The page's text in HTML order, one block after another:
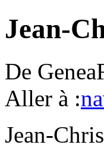
Jean-
De
Aller à :
Jean-